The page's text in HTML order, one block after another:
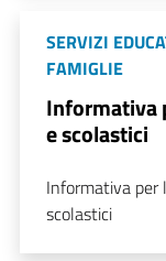
SERVIZI
FAMIGLIE
Informativa
e scolastici
Informativa per
scolastici